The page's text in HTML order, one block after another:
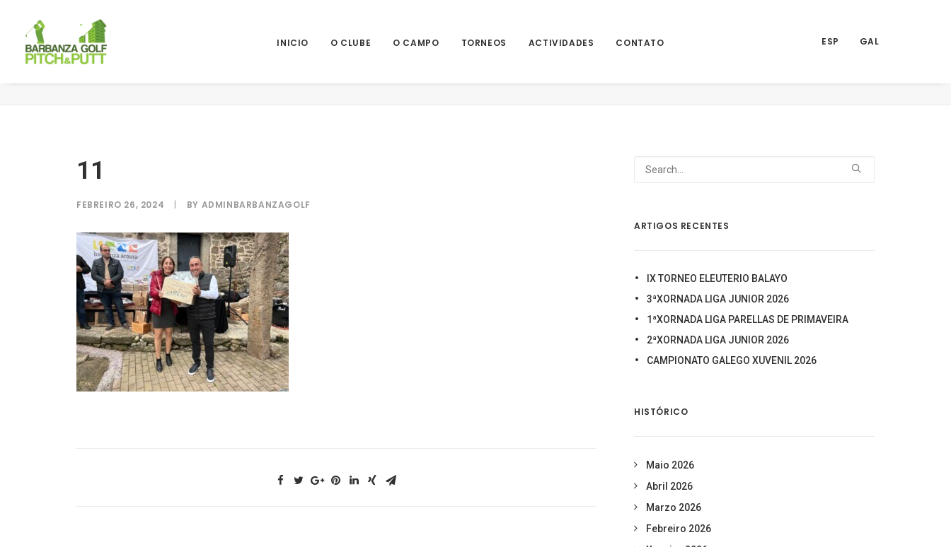
INICIO O CLUBE O CAMPO TORNEOS ACTIVIDADES CONTATO ESP GAL
11
FEBREIRO 26, 2024 | BY ADMINBARBANZAGOLF
ARTIGOS RECENTES
IX TORNEO ELEUTERIO BALAYO
3ªXORNADA LIGA JUNIOR 2026
1ªXORNADA LIGA PARELLAS DE PRIMAVEIRA
2ªXORNADA LIGA JUNIOR 2026
CAMPIONATO GALEGO XUVENIL 2026
HISTÓRICO
Maio 2026
Abril 2026
Marzo 2026
Febreiro 2026